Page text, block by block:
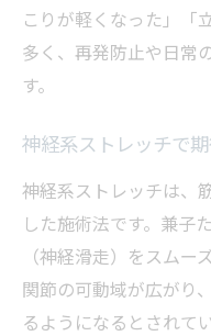
こりが軽くなった」「
多く、再発防止や日常
す。
神経系ストレッチで
神経系ストレッチは、
した施術法です。兼子
（神経滑走）をスム
関節の可動域が広がり
るようになるとされて